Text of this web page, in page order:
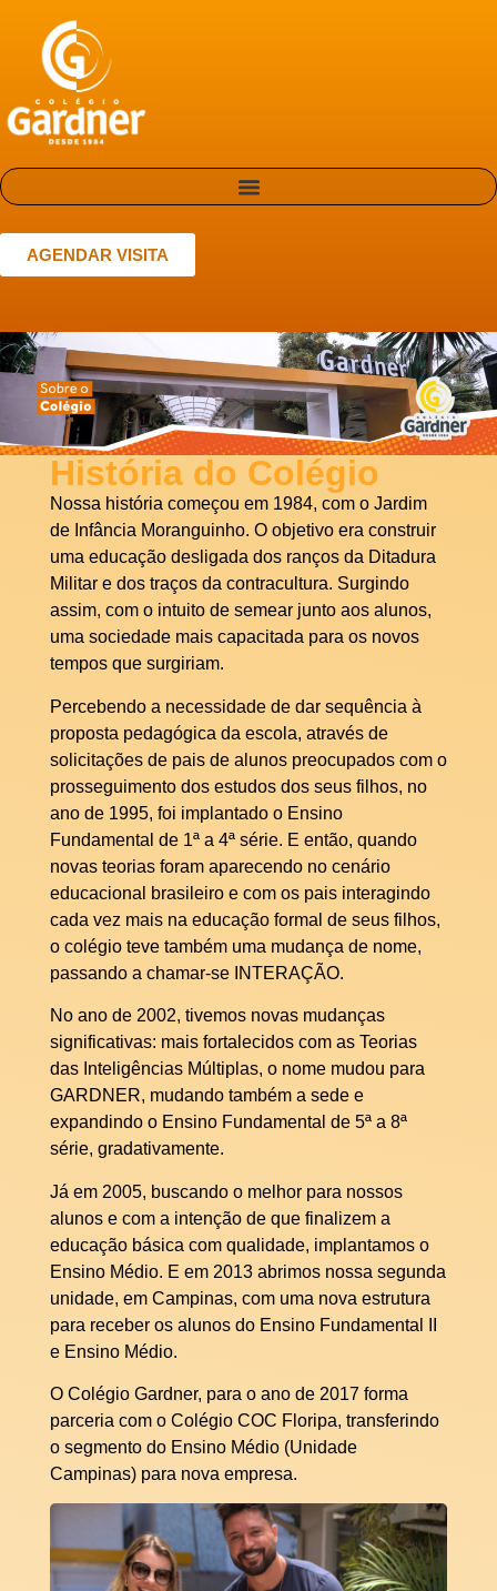
AGENDAR VISITA
História do Colégio
Nossa história começou em 1984, com o Jardim
de Infância Moranguinho. O objetivo era construir
uma educação desligada dos ranços da Ditadura
Militar e dos traços da contracultura. Surgindo
assim, com o intuito de semear junto aos alunos,
uma sociedade mais capacitada para os novos
tempos que surgiriam.
Percebendo a necessidade de dar sequência à
proposta pedagógica da escola, através de
solicitações de pais de alunos preocupados com o
prosseguimento dos estudos dos seus filhos, no
ano de 1995, foi implantado o Ensino
Fundamental de 1ª a 4ª série. E então, quando
novas teorias foram aparecendo no cenário
educacional brasileiro e com os pais interagindo
cada vez mais na educação formal de seus filhos,
o colégio teve também uma mudança de nome,
passando a chamar-se INTERAÇÃO.
No ano de 2002, tivemos novas mudanças
significativas: mais fortalecidos com as Teorias
das Inteligências Múltiplas, o nome mudou para
GARDNER, mudando também a sede e
expandindo o Ensino Fundamental de 5ª a 8ª
série, gradativamente.
Já em 2005, buscando o melhor para nossos
alunos e com a intenção de que finalizem a
educação básica com qualidade, implantamos o
Ensino Médio. E em 2013 abrimos nossa segunda
unidade, em Campinas, com uma nova estrutura
para receber os alunos do Ensino Fundamental II
e Ensino Médio.
O Colégio Gardner, para o ano de 2017 forma
parceria com o Colégio COC Floripa, transferindo
o segmento do Ensino Médio (Unidade
Campinas) para nova empresa.